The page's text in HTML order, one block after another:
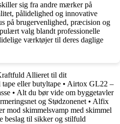
sig fra andre mærker på
pålidelighed og innovative
på brugervenlighed, præcision og
valg blandt professionelle
værktøjer til deres daglige
Allieret til dit
eller butyltape • Airtox GL22 –
• Alt du bør vide om byggetavler
og Stødzonenet • Alfix
mod skimmelsvamp med skimmel
beslag til sikker og stilfuld